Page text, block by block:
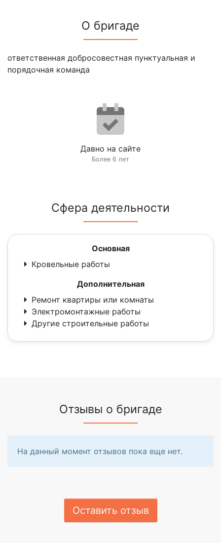
О бригаде
ответственная добросовестная пунктуальная и
порядочная команда
Давно на сайте
Более 6 лет
Сфера деятельности
Основная
Кровельные работы
Дополнительная
Ремонт квартиры или комнаты
Электромонтажные работы
Другие строительные работы
Отзывы о бригаде
На данный момент отзывов пока еще нет.
Оставить отзыв